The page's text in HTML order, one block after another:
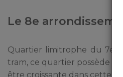
Le 8e
Quartier limitrophe du 7e,
tram, ce quartier possède un
être croissante dans cette